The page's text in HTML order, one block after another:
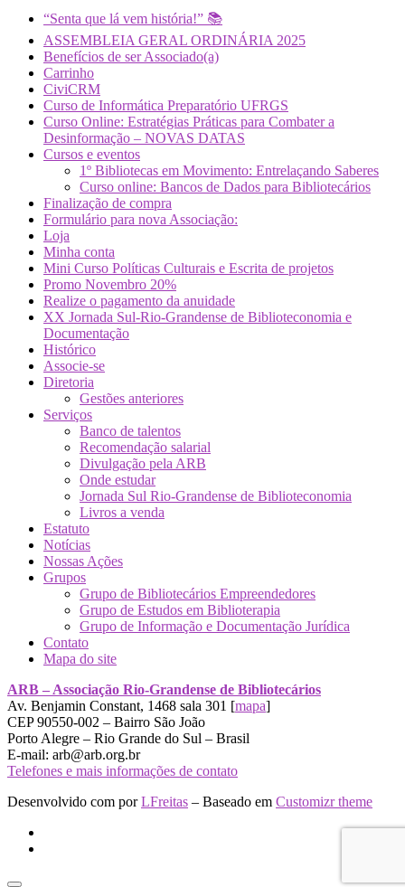
“Senta que lá vem história!” 📚
ASSEMBLEIA GERAL ORDINÁRIA 2025
Benefícios de ser Associado(a)
Carrinho
CiviCRM
Curso de Informática Preparatório UFRGS
Curso Online: Estratégias Práticas para Combater a
Desinformação – NOVAS DATAS
Cursos e eventos
1º Bibliotecas em Movimento: Entrelaçando Saberes
Curso online: Bancos de Dados para Bibliotecários
Finalização de compra
Formulário para nova Associação:
Loja
Minha conta
Mini Curso Políticas Culturais e Escrita de projetos
Promo Novembro 20%
Realize o pagamento da anuidade
XX Jornada Sul-Rio-Grandense de Biblioteconomia e
Documentação
Histórico
Associe-se
Diretoria
Gestões anteriores
Serviços
Banco de talentos
Recomendação salarial
Divulgação pela ARB
Onde estudar
Jornada Sul Rio-Grandense de Biblioteconomia
Livros a venda
Estatuto
Notícias
Nossas Ações
Grupos
Grupo de Bibliotecários Empreendedores
Grupo de Estudos em Biblioterapia
Grupo de Informação e Documentação Jurídica
Contato
Mapa do site
ARB – Associação Rio-Grandense de Bibliotecários
Av. Benjamin Constant, 1468 sala 301 [mapa]
CEP 90550-002 – Bairro São João
Porto Alegre – Rio Grande do Sul – Brasil
E-mail: arb@arb.org.br
Telefones e mais informações de contato
Desenvolvido com porLFreitas – Baseado em Customizr theme